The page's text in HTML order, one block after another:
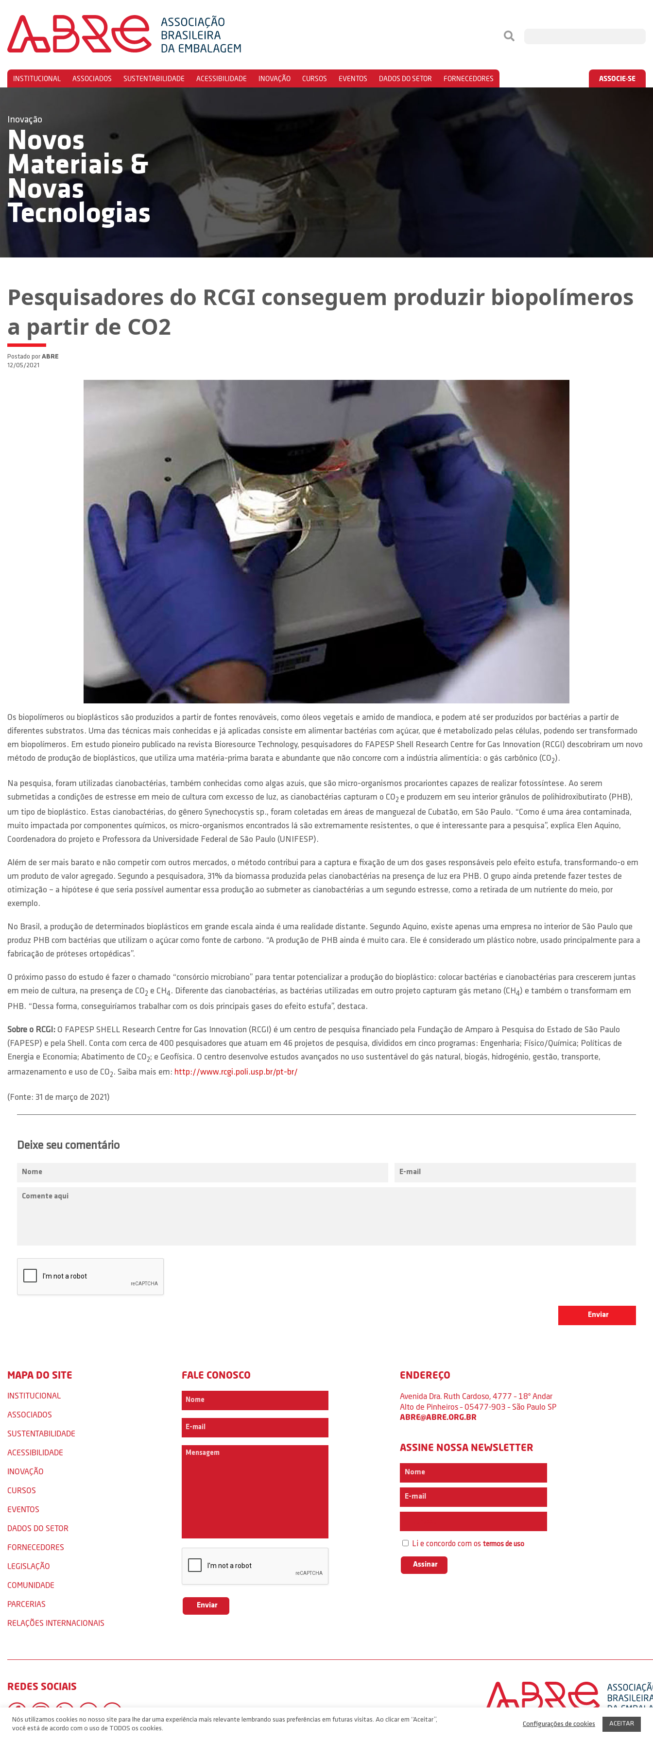
INSTITUCIONAL ASSOCIADOS SUSTENTABILIDADE ACESSIBILIDADE INOVAÇÃO CURSOS EVENTOS DADOS DO SETOR FORNECEDORES ASSOCIE-SE
Inovação
Novos
Materiais &
Novas
Tecnologias
Pesquisadores do RCGI conseguem produzir biopolímeros
a partir de CO2
Postado por ABRE
12/05/2021
Os biopolímeros ou bioplásticos são produzidos a partir de fontes renováveis, como óleos vegetais e amido de mandioca, e podem até ser produzidos por bactérias a partir de
diferentes substratos. Uma das técnicas mais conhecidas e já aplicadas consiste em alimentar bactérias com açúcar, que é metabolizado pelas células, podendo ser transformado
em biopolímeros. Em estudo pioneiro publicado na revista Bioresource Technology, pesquisadores do FAPESP Shell Research Centre for Gas Innovation (RCGI) descobriram um novo
método de produção de bioplásticos, que utiliza uma matéria-prima barata e abundante que não concorre com a indústria alimentícia: o gás carbônico (CO2).
Na pesquisa, foram utilizadas cianobactérias, também conhecidas como algas azuis, que são micro-organismos procariontes capazes de realizar fotossíntese. Ao serem
submetidas a condições de estresse em meio de cultura com excesso de luz, as cianobactérias capturam o CO2 e produzem em seu interior grânulos de polihidroxibutirato (PHB),
um tipo de bioplástico. Estas cianobactérias, do gênero Synechocystis sp., foram coletadas em áreas de manguezal de Cubatão, em São Paulo. “Como é uma área contaminada,
muito impactada por componentes químicos, os micro-organismos encontrados lá são extremamente resistentes, o que é interessante para a pesquisa”, explica Elen Aquino,
Coordenadora do projeto e Professora da Universidade Federal de São Paulo (UNIFESP).
Além de ser mais barato e não competir com outros mercados, o método contribui para a captura e fixação de um dos gases responsáveis pelo efeito estufa, transformando-o em
um produto de valor agregado. Segundo a pesquisadora, 31% da biomassa produzida pelas cianobactérias na presença de luz era PHB. O grupo ainda pretende fazer testes de
otimização – a hipótese é que seria possível aumentar essa produção ao submeter as cianobactérias a um segundo estresse, como a retirada de um nutriente do meio, por
exemplo.
No Brasil, a produção de determinados bioplásticos em grande escala ainda é uma realidade distante. Segundo Aquino, existe apenas uma empresa no interior de São Paulo que
produz PHB com bactérias que utilizam o açúcar como fonte de carbono. “A produção de PHB ainda é muito cara. Ele é considerado um plástico nobre, usado principalmente para a
fabricação de próteses ortopédicas”.
O próximo passo do estudo é fazer o chamado “consórcio microbiano” para tentar potencializar a produção do bioplástico: colocar bactérias e cianobactérias para crescerem juntas
em meio de cultura, na presença de CO2 e CH4. Diferente das cianobactérias, as bactérias utilizadas em outro projeto capturam gás metano (CH4) e também o transformam em
PHB. “Dessa forma, conseguiríamos trabalhar com os dois principais gases do efeito estufa”, destaca.
Sobre o RCGI: O FAPESP SHELL Research Centre for Gas Innovation (RCGI) é um centro de pesquisa financiado pela Fundação de Amparo à Pesquisa do Estado de São Paulo
(FAPESP) e pela Shell. Conta com cerca de 400 pesquisadores que atuam em 46 projetos de pesquisa, divididos em cinco programas: Engenharia; Físico/Química; Políticas de
Energia e Economia; Abatimento de CO2; e Geofísica. O centro desenvolve estudos avançados no uso sustentável do gás natural, biogás, hidrogénio, gestão, transporte,
armazenamento e uso de CO2 . Saiba mais em: http://www.rcgi.poli.usp.br/pt-br/
(Fonte: 31 de março de 2021)
Deixe seu comentário
MAPA DO SITE
INSTITUCIONAL
ASSOCIADOS
SUSTENTABILIDADE
ACESSIBILIDADE
INOVAÇÃO
CURSOS
EVENTOS
DADOS DO SETOR
FORNECEDORES
LEGISLAÇÃO
COMUNIDADE
PARCERIAS
RELAÇÕES INTERNACIONAIS
FALE CONOSCO ENDEREÇO
Avenida Dra. Ruth Cardoso, 4777 – 18º Andar
Alto de Pinheiros – 05477-903 – São Paulo SP
ABRE@ABRE.ORG.BR
ASSINE NOSSA NEWSLETTER
Li e concordo com ostermos de uso
REDES SOCIAIS
Nós utilizamos cookies no nosso site para lhe dar uma experiência mais relevante lembrando suas preferências em futuras visitas. Ao clicar em “Aceitar”,
você está de acordo com o uso de TODOS os cookies.
Configurações de cookies ACEITAR